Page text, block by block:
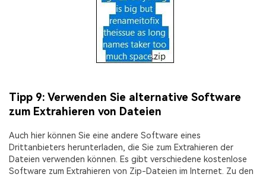
Tipp 9: Verwenden Sie alternative Software
zum Extrahieren von Dateien
Auch hier können Sie eine andere Software eines
Drittanbieters herunterladen, die Sie zum Extrahieren der
Dateien verwenden können. Es gibt verschiedene kostenlose
Software zum Extrahieren von Zip-Dateien im Internet. Zu den